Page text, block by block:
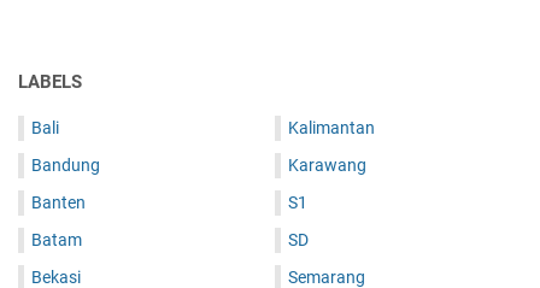
LABELS
Bali
Bandung
Banten
Batam
Bekasi
Kalimantan
Karawang
S1
SD
Semarang